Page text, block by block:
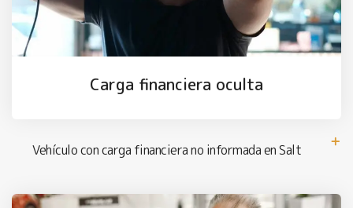
Carga financiera oculta
Vehículo con carga financiera no informada en Salt